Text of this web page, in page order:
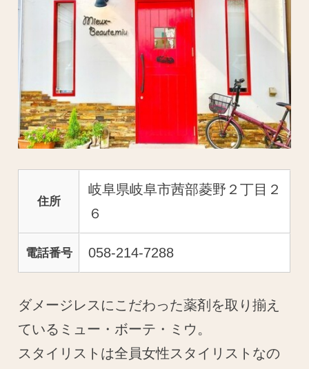
住所
岐阜県岐阜市茜部菱野２丁目２
６
電話番号 058-214-7288
ダメージレスにこだわった薬剤を取り揃え
ているミュー・ボーテ・ミウ。
スタイリストは全員女性スタイリストなの